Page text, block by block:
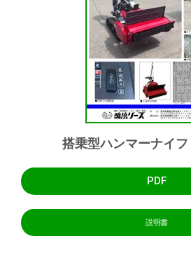
搭乗型ハンマーナイフ
PDF
説明書